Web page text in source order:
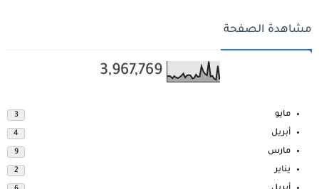
مشاهدة الصفحة
3,967,769
مايو 3
أبريل 4
مارس 9
يناير 2